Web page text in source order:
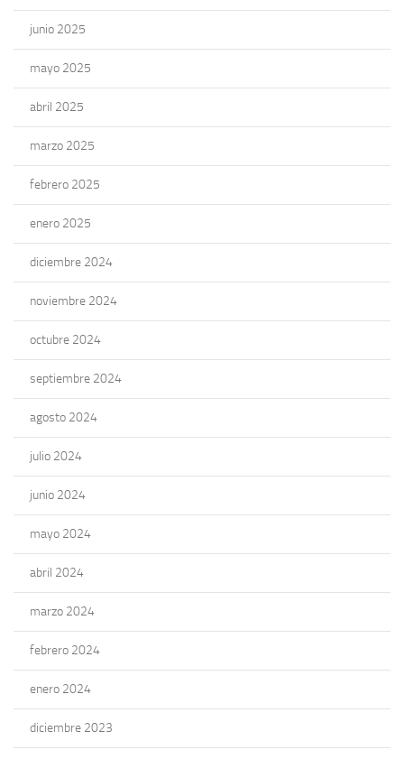
junio 2025
mayo 2025
abril 2025
marzo 2025
febrero 2025
enero 2025
diciembre 2024
noviembre 2024
octubre 2024
septiembre 2024
agosto 2024
julio 2024
junio 2024
mayo 2024
abril 2024
marzo 2024
febrero 2024
enero 2024
diciembre 2023